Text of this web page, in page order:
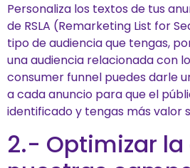
Personaliza los textos de tus
de RSLA (Remarketing List for
tipo de audiencia que tengas,
una audiencia relacionada con
consumer funnel puedes darle
a cada anuncio para que el
identificado y tengas más valor
2.- Optimizar